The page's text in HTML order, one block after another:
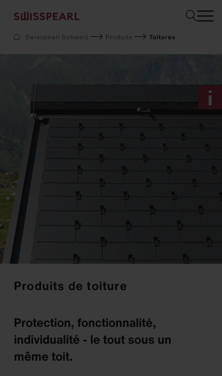
Service
Entreprise
Inspiration
Demandez un échantillon
Durabilité
Façade
Aménagement intérieur
Jardin
Téléchargements
Swisspearl Schweiz Produits Toitures
Produits de toiture
Protection, fonctionnalité,
individualité - le tout sous un
même toit.